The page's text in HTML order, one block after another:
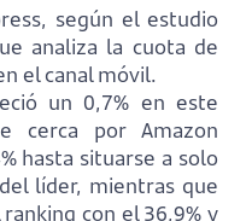
según el estudio
analiza la cuota de
el canal móvil.
un 0,7% en este
cerca por Amazon
hasta situarse a solo
líder, mientras que
con el 36,9% y